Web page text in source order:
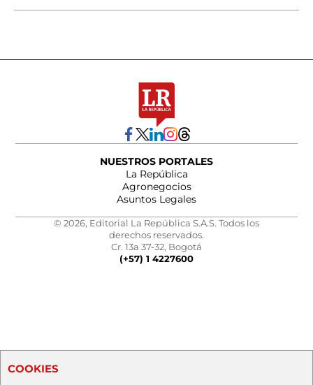
NUESTROS PORTALES
La República
Agronegocios
Asuntos Legales
© 2026, Editorial La República S.A.S. Todos los
derechos reservados.
Cr. 13a 37-32, Bogotá
(+57) 1 4227600
COOKIES